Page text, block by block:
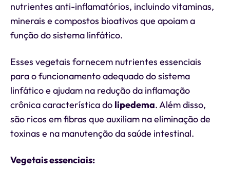
nutrientes anti-inflamatórios, incluindo vitaminas,
minerais e compostos bioativos que apoiam a
função do sistema linfático.
Esses vegetais fornecem nutrientes essenciais
para o funcionamento adequado do sistema
linfático e ajudam na redução da inflamação
crônica característica do lipedema. Além disso,
são ricos em fibras que auxiliam na eliminação de
toxinas e na manutenção da saúde intestinal.
Vegetais essenciais: